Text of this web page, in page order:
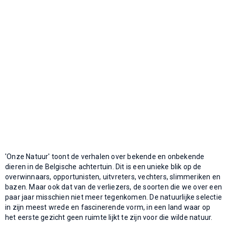
'Onze Natuur' toont de verhalen over bekende en onbekende
dieren in de Belgische achtertuin. Dit is een unieke blik op de
overwinnaars, opportunisten, uitvreters, vechters, slimmeriken en
bazen. Maar ook dat van de verliezers, de soorten die we over een
paar jaar misschien niet meer tegenkomen. De natuurlijke selectie
in zijn meest wrede en fascinerende vorm, in een land waar op
het eerste gezicht geen ruimte lijkt te zijn voor die wilde natuur.